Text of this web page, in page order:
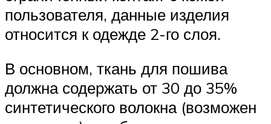
пользователя, данные изделия
относится к одежде 2-го слоя.
В основном, ткань для пошива
должна содержать от 30 до 35%
синтетического волокна (возможен